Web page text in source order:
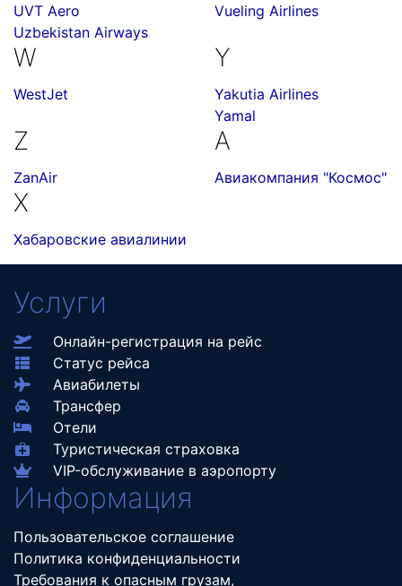
UVT Aero
Uzbekistan Airways
Vueling Airlines
W
WestJet
Y
Yakutia Airlines
Yamal
Z
ZanAir
А
Авиакомпания "Космос"
Х
Хабаровские авиалинии
Услуги
Онлайн-регистрация на рейс
Статус рейса
Авиабилеты
Трансфер
Отели
Туристическая страховка
VIP-обслуживание в аэропорту
Информация
Пользовательское соглашение
Политика конфиденциальности
Требования к опасным грузам,